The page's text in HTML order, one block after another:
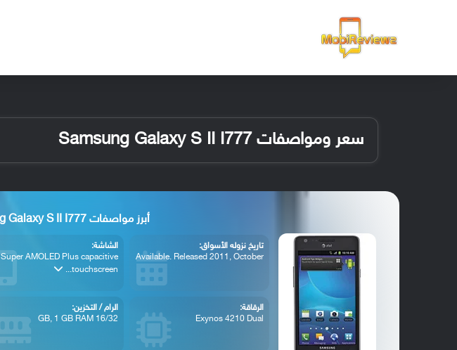
سعر ومواصفات Samsung Galaxy S II I777
أبرز مواصفات Samsung Galaxy S II I777
تاريخ نزوله الأسواق:
Available. Released 2011, October
الشاشة:
Super AMOLED Plus capacitive
touchscreen...
الرقاقة:
Exynos 4210 Dual
الرام / التخزين:
16/32 GB, 1 GB RAM